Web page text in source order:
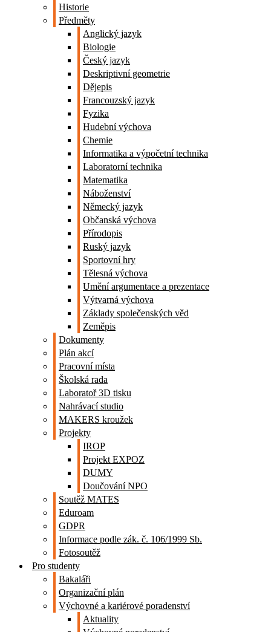
Historie
Předměty
Anglický jazyk
Biologie
Český jazyk
Deskriptivní geometrie
Dějepis
Francouzský jazyk
Fyzika
Hudební výchova
Chemie
Informatika a výpočetní technika
Laboratorní technika
Matematika
Náboženství
Německý jazyk
Občanská výchova
Přírodopis
Ruský jazyk
Sportovní hry
Tělesná výchova
Umění argumentace a prezentace
Výtvarná výchova
Základy společenských věd
Zeměpis
Dokumenty
Plán akcí
Pracovní místa
Školská rada
Laboratoř 3D tisku
Nahrávací studio
MAKERS kroužek
Projekty
IROP
Projekt EXPOZ
DUMY
Doučování NPO
Soutěž MATES
Eduroam
GDPR
Informace podle zák. č. 106/1999 Sb.
Fotosoutěž
Pro studenty
Bakaláři
Organizační plán
Výchovné a kariérové poradenství
Aktuality